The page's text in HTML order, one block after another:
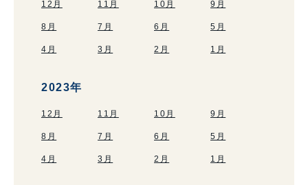
12月 11月 10月 9月
8月 7月 6月 5月
4月 3月 2月 1月
2023年
12月 11月 10月 9月
8月 7月 6月 5月
4月 3月 2月 1月